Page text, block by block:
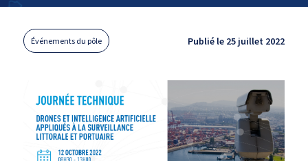
Événements du pôle Publié le 25 juillet 2022